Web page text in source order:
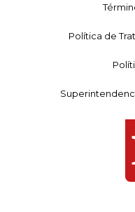
Política de